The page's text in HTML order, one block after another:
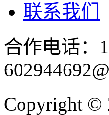
联系我们
合作电话：
Copyright ©